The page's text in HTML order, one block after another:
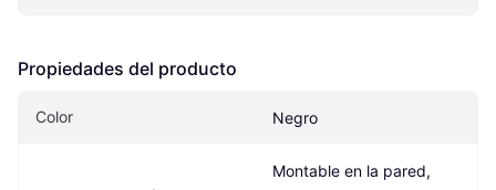
Propiedades del producto
Color Negro
Montable en la pared,